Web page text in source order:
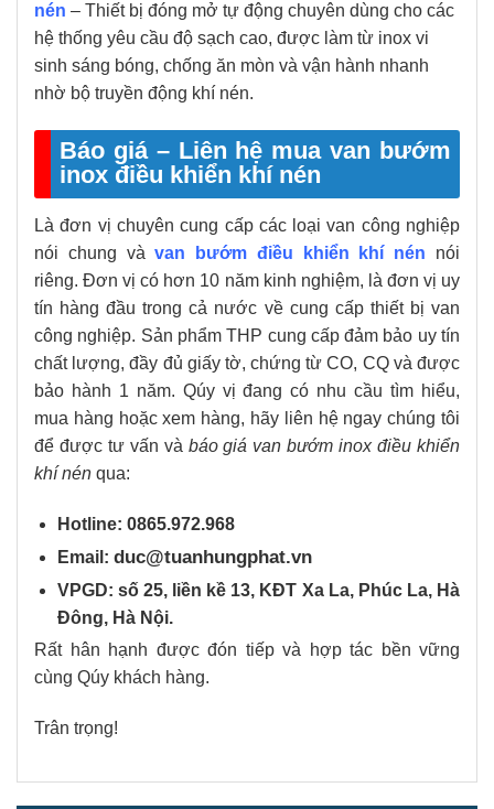
nén – Thiết bị đóng mở tự động chuyên dùng cho các
hệ thống yêu cầu độ sạch cao, được làm từ inox vi
sinh sáng bóng, chống ăn mòn và vận hành nhanh
nhờ bộ truyền động khí nén.
Báo giá – Liên hệ mua van bướm
inox điều khiển khí nén
Là đơn vị chuyên cung cấp các loại van công nghiệp
nói chung vàvan bướm điều khiển khí nén nói
riêng. Đơn vị có hơn 10 năm kinh nghiệm, là đơn vị uy
tín hàng đầu trong cả nước về cung cấp thiết bị van
công nghiệp. Sản phẩm THP cung cấp đảm bảo uy tín
chất lượng, đầy đủ giấy tờ, chứng từ CO, CQ và được
bảo hành 1 năm. Qúy vị đang có nhu cầu tìm hiểu,
mua hàng hoặc xem hàng, hãy liên hệ ngay chúng tôi
để được tư vấn và báo giá van bướm inox điều khiển
khí nén qua:
Hotline: 0865.972.968
Email: duc@tuanhungphat.vn
VPGD: số 25, liền kề 13, KĐT Xa La, Phúc La, Hà
Đông, Hà Nội.
Rất hân hạnh được đón tiếp và hợp tác bền vững
cùng Qúy khách hàng.
Trân trọng!